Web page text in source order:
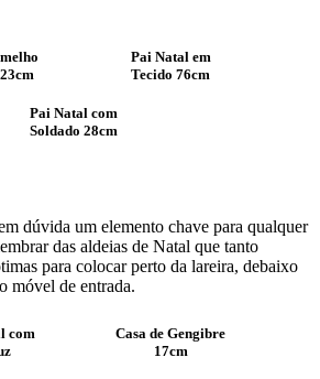
Pai Natal em
Tecido 76cm
Pai Natal com
Soldado 28cm
dúvida um elemento chave para qualquer
das aldeias de Natal que tanto
para colocar perto da lareira, debaixo
móvel de entrada.
com
Casa de Gengibre
17cm